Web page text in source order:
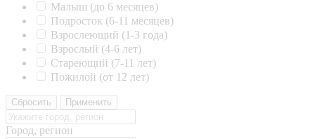
Малыш (до 6 месяцев)
Подросток (6-11 месяцев)
Взрослеющий (1-3 года)
Взрослый (4-6 лет)
Стареющий (7-11 лет)
Пожилой (от 12 лет)
Сбросить Применить
Город, регион